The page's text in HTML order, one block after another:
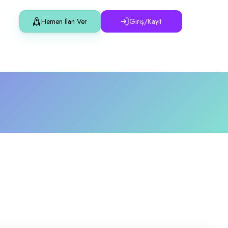
Hemen İlan Ver Giriş/Kayıt